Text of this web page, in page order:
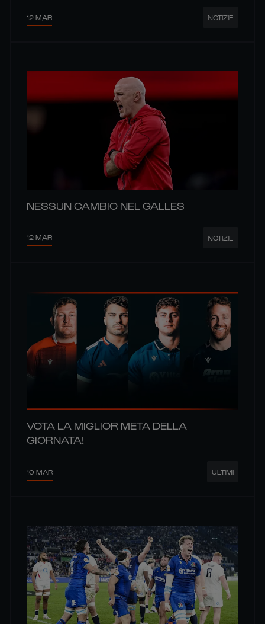
12 MAR NOTIZIE
NESSUN CAMBIO NEL GALLES
12 MAR NOTIZIE
VOTA LA MIGLIOR META DELLA
GIORNATA!
10 MAR ULTIMI